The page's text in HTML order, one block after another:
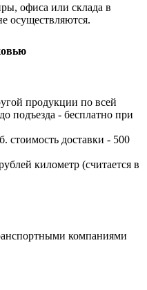
офиса или склада в
осуществляются.
продукции по всей
подъезда - бесплатно при
стоимость доставки - 500
километр (считается в
компаниями